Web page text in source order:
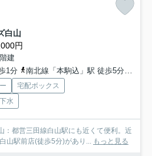
白山
円
建
1分
南北線「本駒込」駅 徒歩5分
宅配ボックス
水
：都営三田線白山駅にも近くて便利。近
山駅前店(徒歩5分)があり... もっと見る